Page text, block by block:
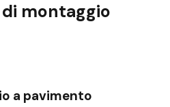
montaggio
a pavimento